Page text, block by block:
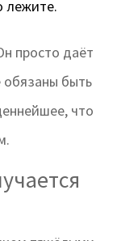
лежите.
просто даёт
обязаны быть
что